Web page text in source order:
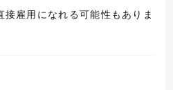
雇用になれる可能性もありま